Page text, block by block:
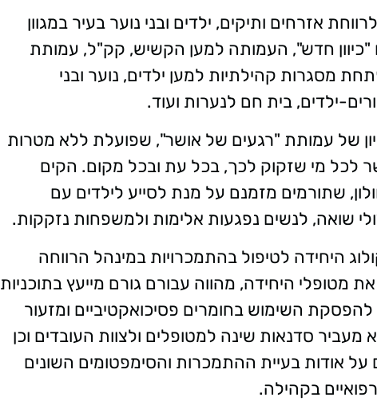
מ-30 שנה לרווחת אזרחים ותיקים, ילדים ובני נוער בעיר במגוון
חדש", העמותה למען הקשיש, קק"ל, עמותת
מסגרות קהילתיות למען ילדים, נוער ובני
ילדים, בית חם לנערות ועוד.
של עמותת "רגעים של אושר", שפועלת ללא מטרות
לכל מי שזקוק לכך, בכל עת ובכל מקום. הקים
שתורמים מזמנם על מנת לסייע לילדים עם
שואה, לנשים נפגעות אלימות ולמשפחות נזקקות.
היחידה לטיפול בהתמכרויות במינהל הרווחה
מטופלי היחידה, מהווה עבורם גורם מייעץ בתוכניות
להפסקת השימוש בחומרים פסיכואקטיביים ומזעור
מעביר סדנאות שינה למטופלים ולצוות העובדים וכן
על אודות בעיית ההתמכרות והסימפטומים השונים
בקהילה.